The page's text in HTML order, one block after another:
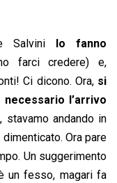
Salvini
lo fanno
farci credere) e,
Ci dicono. Ora, si
l’arrivo
stavamo andando in
Ora pare
Un suggerimento
un fesso, magari fa